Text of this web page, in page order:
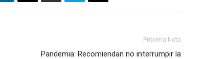
Próxima Nota
Pandemia: Recomiendan no interrumpir la